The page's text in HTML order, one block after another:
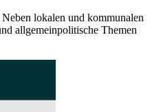
lokalen und kommunalen
allgemeinpolitische Themen